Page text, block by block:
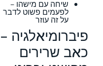
שיחה עם מישהו –
לפעמים פשוט לדבר
על זה עוזר
פיברומיאלגיה –
כאב שרירים